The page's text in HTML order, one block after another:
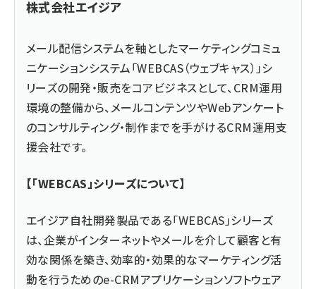
株式会社エイジア
メール配信システムを軸としたマーケティングコミュ
ニケーションシステム「WEBCAS（ウェブキャス）」シ
リーズの開発・販売をコアビジネスとして、CRM運用
環境の整備から、メールコンテンツやWebアンケート
のコンサルティング・制作までを手がけるCRM運用支
援会社です。
【「WEBCAS」シリーズについて】
エイジア自社開発製品である「WEBCAS」シリーズ
は、企業がインターネットやメールを介して顧客と有
効な関係を築き、効率的・効果的なマーケティング活
動を行うためのe-CRMアプリケーションソフトウェア